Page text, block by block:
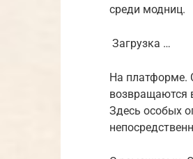
среди модниц.
Загрузка …
На платформе.
возвращаются
Здесь особых